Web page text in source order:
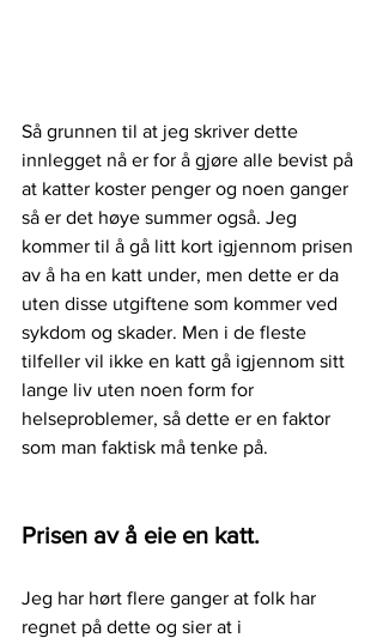
Så grunnen til at jeg skriver dette
innlegget nå er for å gjøre alle bevist på
at katter koster penger og noen ganger
så er det høye summer også. Jeg
kommer til å gå litt kort igjennom prisen
av å ha en katt under, men dette er da
uten disse utgiftene som kommer ved
sykdom og skader. Men i de fleste
tilfeller vil ikke en katt gå igjennom sitt
lange liv uten noen form for
helseproblemer, så dette er en faktor
som man faktisk må tenke på.
Prisen av å eie en katt.
Jeg har hørt flere ganger at folk har
regnet på dette og sier at i